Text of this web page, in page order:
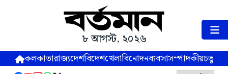
৮ আগস্ট, ২০২৬
কলকাতারাজ্যদেশবিদেশখেলাবিনোদনব্যবসাসম্পাদকীয়